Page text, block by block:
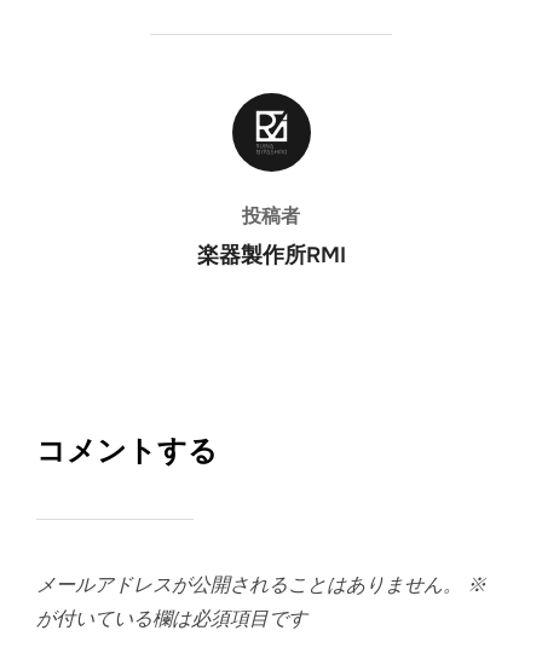
投稿者
投稿者
楽器製作所RMI
コメントする
メールアドレスが公開されることはありません。
※
が付いている欄は必須項目です